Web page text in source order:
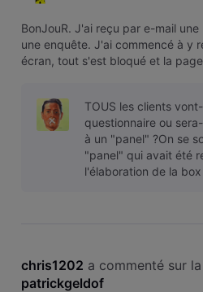
BonJouR. J'ai reçu par e-mail
une enquête. J'ai commencé à y
écran, tout s'est bloqué et la
TOUS les clients
questionnaire ou
à un "panel" ?On se
"panel" qui avait été
l'élaboration de la
chris1202 a commenté sur
patrickgeldof